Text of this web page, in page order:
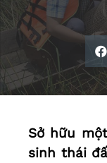
Sở hữu
sinh thái